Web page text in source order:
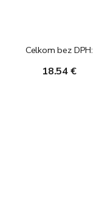
Celkom bez DPH:
18.54 €